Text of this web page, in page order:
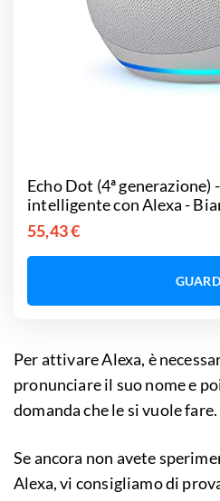
Echo Dot (4ª
intelligente con Alexa -
55,43 €
Per attivare Alexa, è
pronunciare il suo nome e
domanda che le si vuole fare.
Se ancora non avete
Alexa, vi consigliamo di